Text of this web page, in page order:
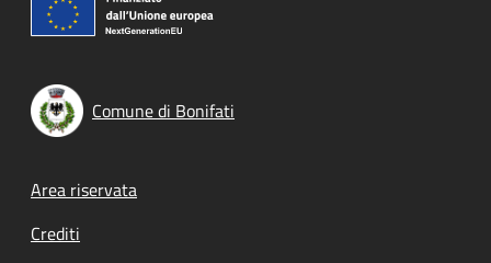
Comune di Bonifati
Footer menu
Area riservata
Crediti